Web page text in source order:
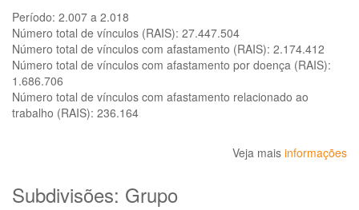
Período: 2.007 a 2.018
Número total de vínculos (RAIS): 27.447.504
Número total de vínculos com afastamento (RAIS): 2.174.412
Número total de vínculos com afastamento por doença (RAIS):
1.686.706
Número total de vínculos com afastamento relacionado ao
trabalho (RAIS): 236.164
Veja mais informações
Subdivisões: Grupo